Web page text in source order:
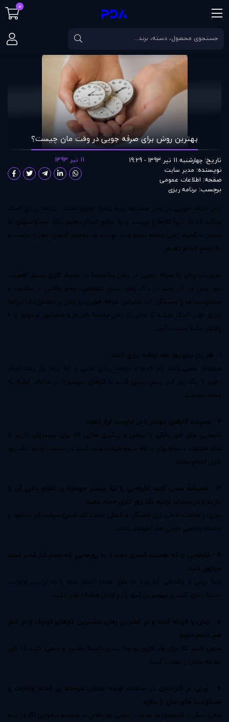
صفحه اصلی مقالات بهترین روش برای صرفه جویی در وقت مان چیست؟
بهترین روش برای صرفه جویی در وقت مان چیست؟
تاریخ: چهارشنبه 11 تیر 1393 - 19:29
نویسنده: مدير سايت
صفحه: اطلاعات عمومی
برچسب: برنامه ریزی
11 تیر 1393
برای صرفه جویی در زمان همیشه باید برنامه ریزی داشت. برنامه ریزی کمک
میکند که نه تنها کارها را درست و به موقع انجام دهیم بلکه مسئولیتهای ما
چندان با کمبود زمان مواجه نشود و در نهایت ما نتوانیم کارهای مان را درست و
به موقع انجام دهیم.
مدیریت زمان یاصرفه جویی در زمان مخصوصا در محیط کاری بسیار اهمیت
دارد چون در کار باید در یک زمان بندی مشخص حجم بالایی از وظایف و
مسئولیت ها را رسیدگی کرد بنابراین صرفه جویی در زمان و داشتن یک برنامه
ریزی خوب کمک میکند تا مدیریت زمان داشته باشیم و همچنین میتواند با 6
راهکار ساده بدست آید.
1 - هر روز برای روز بعد برنامه ریزی کنید
همیشه سعی کنید که کارها و برنامه ریزی هایی را که باید روز بعد انجام
دهید را یک روز قبل پیش بینی کنید تا کارهای مهمتر را در ساعات اولیه به
انجام برسانید.
2 - همیشه کارهای مهمتر را در اولویت قرار دهید
کارهایی مثل امور بانکی یا تماس و پیگیری هایی که برای مشتریان دارید یا
مثلا جلسات و ملاقاتهای را که میخواهید تنظیم کنید در ساعات اولیه یک روز
کاری انجام دهید.
3 - همیشه سعی کنید کارهایی را که بیشتر حوصله ی انجام دادن آن را
دارید را در ساعات اولیه یک روز کاری انجام دهید
چون در ساعات پایانی روز خستگی و کسلی باعث کند شدن سرعت کار میشود و
احتمالا بازدهی خوبی هم نخواهد داشت.
4 - کارهایی را که اهمیت کمتری دارند را به روزهایی که حجم کار کمتر است
موکول کنید
مثلا برخی از وظایفی که باید در طول هفته انجام شود را به ترتیب اولویت
دسته بندی کنید و مهمترین آنها را در اوایل هفته انجام دهید.
5 - زمان را کوتاه کنید و در کمترین زمان بیشترین کارهای کوچک را در کنار
هم انجام دهید
سعی کنید که برای هر کاری بودجه بندی داشته باشید و سعی کنید که این
بودجه بندی را رعایت کنید.
6 - برخی از کارمندان در ساعات اولیه چندان حوصله ی انجام وظایف و
مسئولیت های شان را ندارند
برخی دیگر از کارمندان در ساعات پایانی روز فعال تر هستند بنابراین اگر در تیم
0